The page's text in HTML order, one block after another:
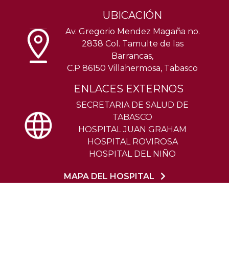
UBICACIÓN
Av. Gregorio Mendez Magaña no.
2838 Col. Tamulte de las
Barrancas,
C.P 86150 Villahermosa, Tabasco
ENLACES EXTERNOS
SECRETARIA DE SALUD DE
TABASCO
HOSPITAL JUAN GRAHAM
HOSPITAL ROVIROSA
HOSPITAL DEL NIÑO
MAPA DEL HOSPITAL